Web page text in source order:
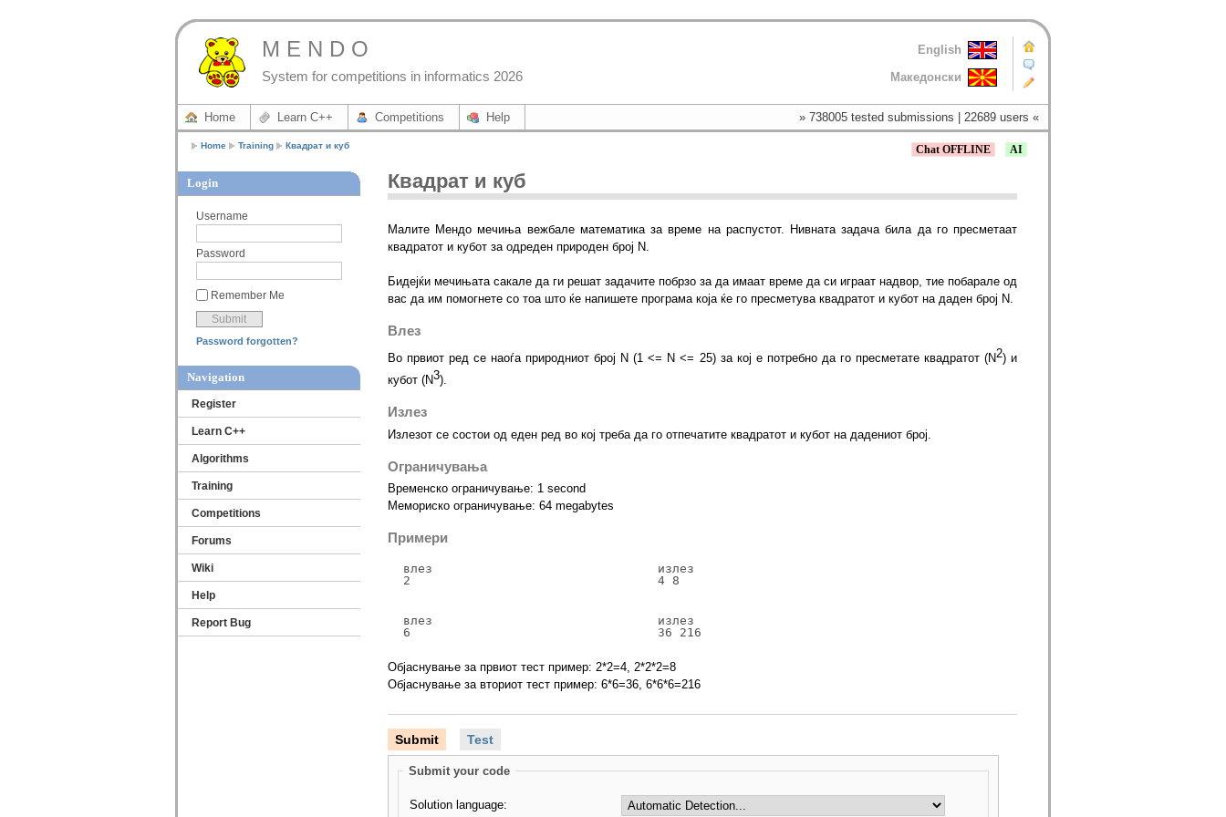
M E N D O
System for competitions in informatics 2026
English
Македонски
Home Learn C++ Competitions Help » 738005 tested submissions | 22689 users «
Home Training Квадрат и куб AI
Chat OFFLINE
Login
Username
Password
Remember Me
Password forgotten?
Navigation
Register
Learn C++
Algorithms
Training
Competitions
Forums
Wiki
Help
Report Bug
Квадрат и куб
Малите Мендо мечиња вежбале математика за време на распустот. Нивната задача била да го пресметаат
квадратот и кубот за одреден природен број N.
Бидејќи мечињата сакале да ги решат задачите побрзо за да имаат време да си играат надвор, тие побарале од
вас да им помогнете со тоа што ќе напишете програма која ќе го пресметува квадратот и кубот на даден број N.
Влез
Во првиот ред се наоѓа природниот број N (1 <= N <= 25) за кој е потребно да го пресметате квадратот (N2) и
кубот (N3).
Излез
Излезот се состои од еден ред во кој треба да го отпечатите квадратот и кубот на дадениот број.
Ограничувања
Временско ограничување: 1 second
Мемориско ограничување: 64 megabytes
Примери
влез
2
излез
4 8
влез
6
излез
36 216
Објаснување за првиот тест пример: 2*2=4, 2*2*2=8
Објаснување за вториот тест пример: 6*6=36, 6*6*6=216
Submit Test
Submit your code
Solution language: